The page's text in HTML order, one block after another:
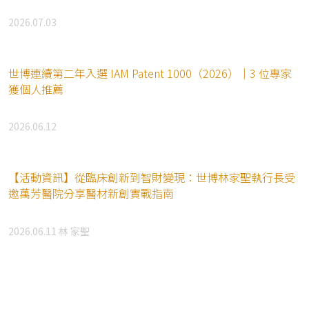
2026.07.03
世博連續第二年入選 IAM Patent 1000（2026）｜3 位專家
獲個人推薦
2026.06.12
【活動資訊】從臨床創新到智財變現：世博林家聖執行長受
邀萬芳醫院分享醫材新創實戰指南
2026.06.11 林 家聖